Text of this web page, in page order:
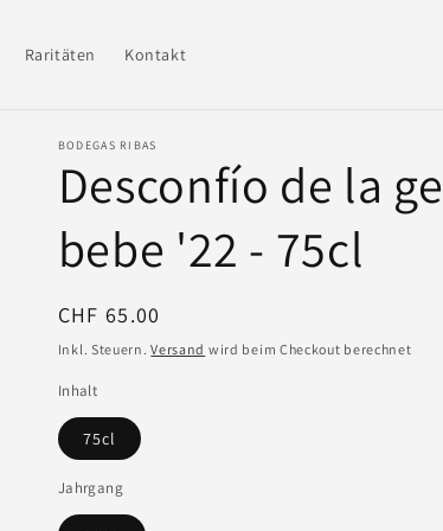
Raritäten Kontakt
BODEGAS RIBAS
Desconfío de la
bebe '22 - 75cl
Normaler
Preis
CHF 65.00
Inkl. Steuern.Versand wird beim Checkout berechnet
Inhalt
75cl
Jahrgang